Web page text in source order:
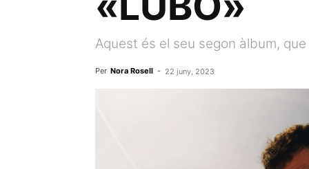
Aquest és el seu segon àlbum,
Per Nora Rosell - 22 juny, 2023